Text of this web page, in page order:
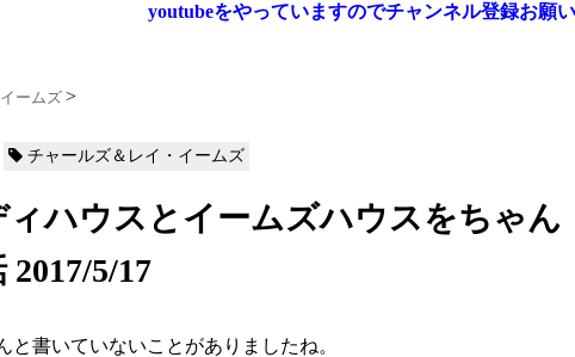
youtubeをやっていますのでチャンネル登録お願
ームズ
チャールズ＆レイ・イームズ
ハウスとイームズハウスをちゃん
5/17
と書いていないことがありましたね。